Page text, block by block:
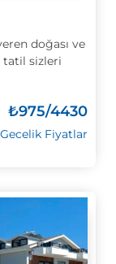
doğası ve
tatil sizleri
₺975/4430
Fiyatlar